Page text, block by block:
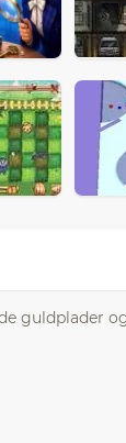
guldplader